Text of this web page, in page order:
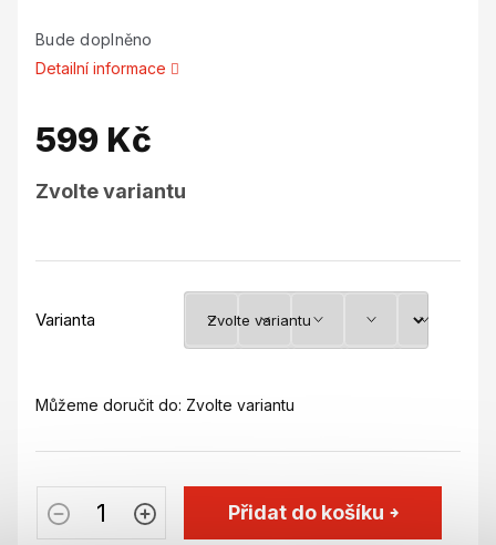
Bude doplněno
Detailní informace
599 Kč
cena:
Zvolte variantu
Varianta
Můžeme doručit do: Zvolte variantu
Přidat do košíku